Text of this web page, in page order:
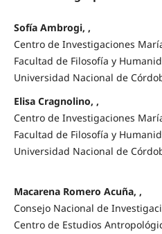
Sofía Ambrogi, ,
Centro de Investigaciones
Facultad de Filosofía y
Universidad Nacional de
Elisa Cragnolino, ,
Centro de Investigaciones
Facultad de Filosofía y
Universidad Nacional de
Macarena Romero Acuña, ,
Consejo Nacional de
Centro de Estudios